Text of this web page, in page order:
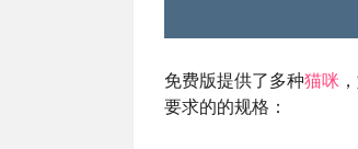
免费版提供了多种猫咪
要求的的规格：